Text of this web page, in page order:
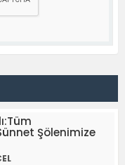
Şölenimize